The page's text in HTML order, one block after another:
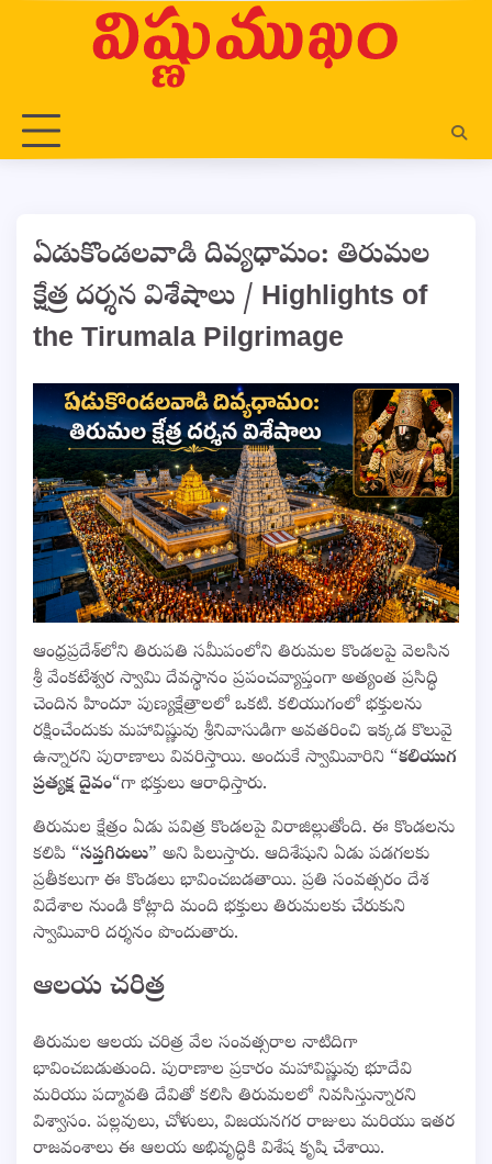
ఏడుకొండలవాడి దివ్యధామం: తిరుమల
క్షేత్ర దర్శన విశేషాలు / Highlights of
the Tirumala Pilgrimage
ఆంధ్రప్రదేశ్‌లోని తిరుపతి సమీపంలోని తిరుమల కొండలపై వెలసిన
శ్రీ వేంకటేశ్వర స్వామి దేవస్థానం ప్రపంచవ్యాప్తంగా అత్యంత ప్రసిద్ధి
చెందిన హిందూ పుణ్యక్షేత్రాలలో ఒకటి. కలియుగంలో భక్తులను
రక్షించేందుకు మహావిష్ణువు శ్రీనివాసుడిగా అవతరించి ఇక్కడ కొలువై
ఉన్నారని పురాణాలు వివరిస్తాయి. అందుకే స్వామివారిని “కలియుగ
ప్రత్యక్ష దైవం“గా భక్తులు ఆరాధిస్తారు.
తిరుమల క్షేత్రం ఏడు పవిత్ర కొండలపై విరాజిల్లుతోంది. ఈ కొండలను
కలిపి “సప్తగిరులు” అని పిలుస్తారు. ఆదిశేషుని ఏడు పడగలకు
ప్రతీకలుగా ఈ కొండలు భావించబడతాయి. ప్రతి సంవత్సరం దేశ
విదేశాల నుండి కోట్లాది మంది భక్తులు తిరుమలకు చేరుకుని
స్వామివారి దర్శనం పొందుతారు.
ఆలయ చరిత్ర
తిరుమల ఆలయ చరిత్ర వేల సంవత్సరాల నాటిదిగా
భావించబడుతుంది. పురాణాల ప్రకారం మహావిష్ణువు భూదేవి
మరియు పద్మావతి దేవితో కలిసి తిరుమలలో నివసిస్తున్నారని
విశ్వాసం. పల్లవులు, చోళులు, విజయనగర రాజులు మరియు ఇతర
రాజవంశాలు ఈ ఆలయ అభివృద్ధికి విశేష కృషి చేశాయి.